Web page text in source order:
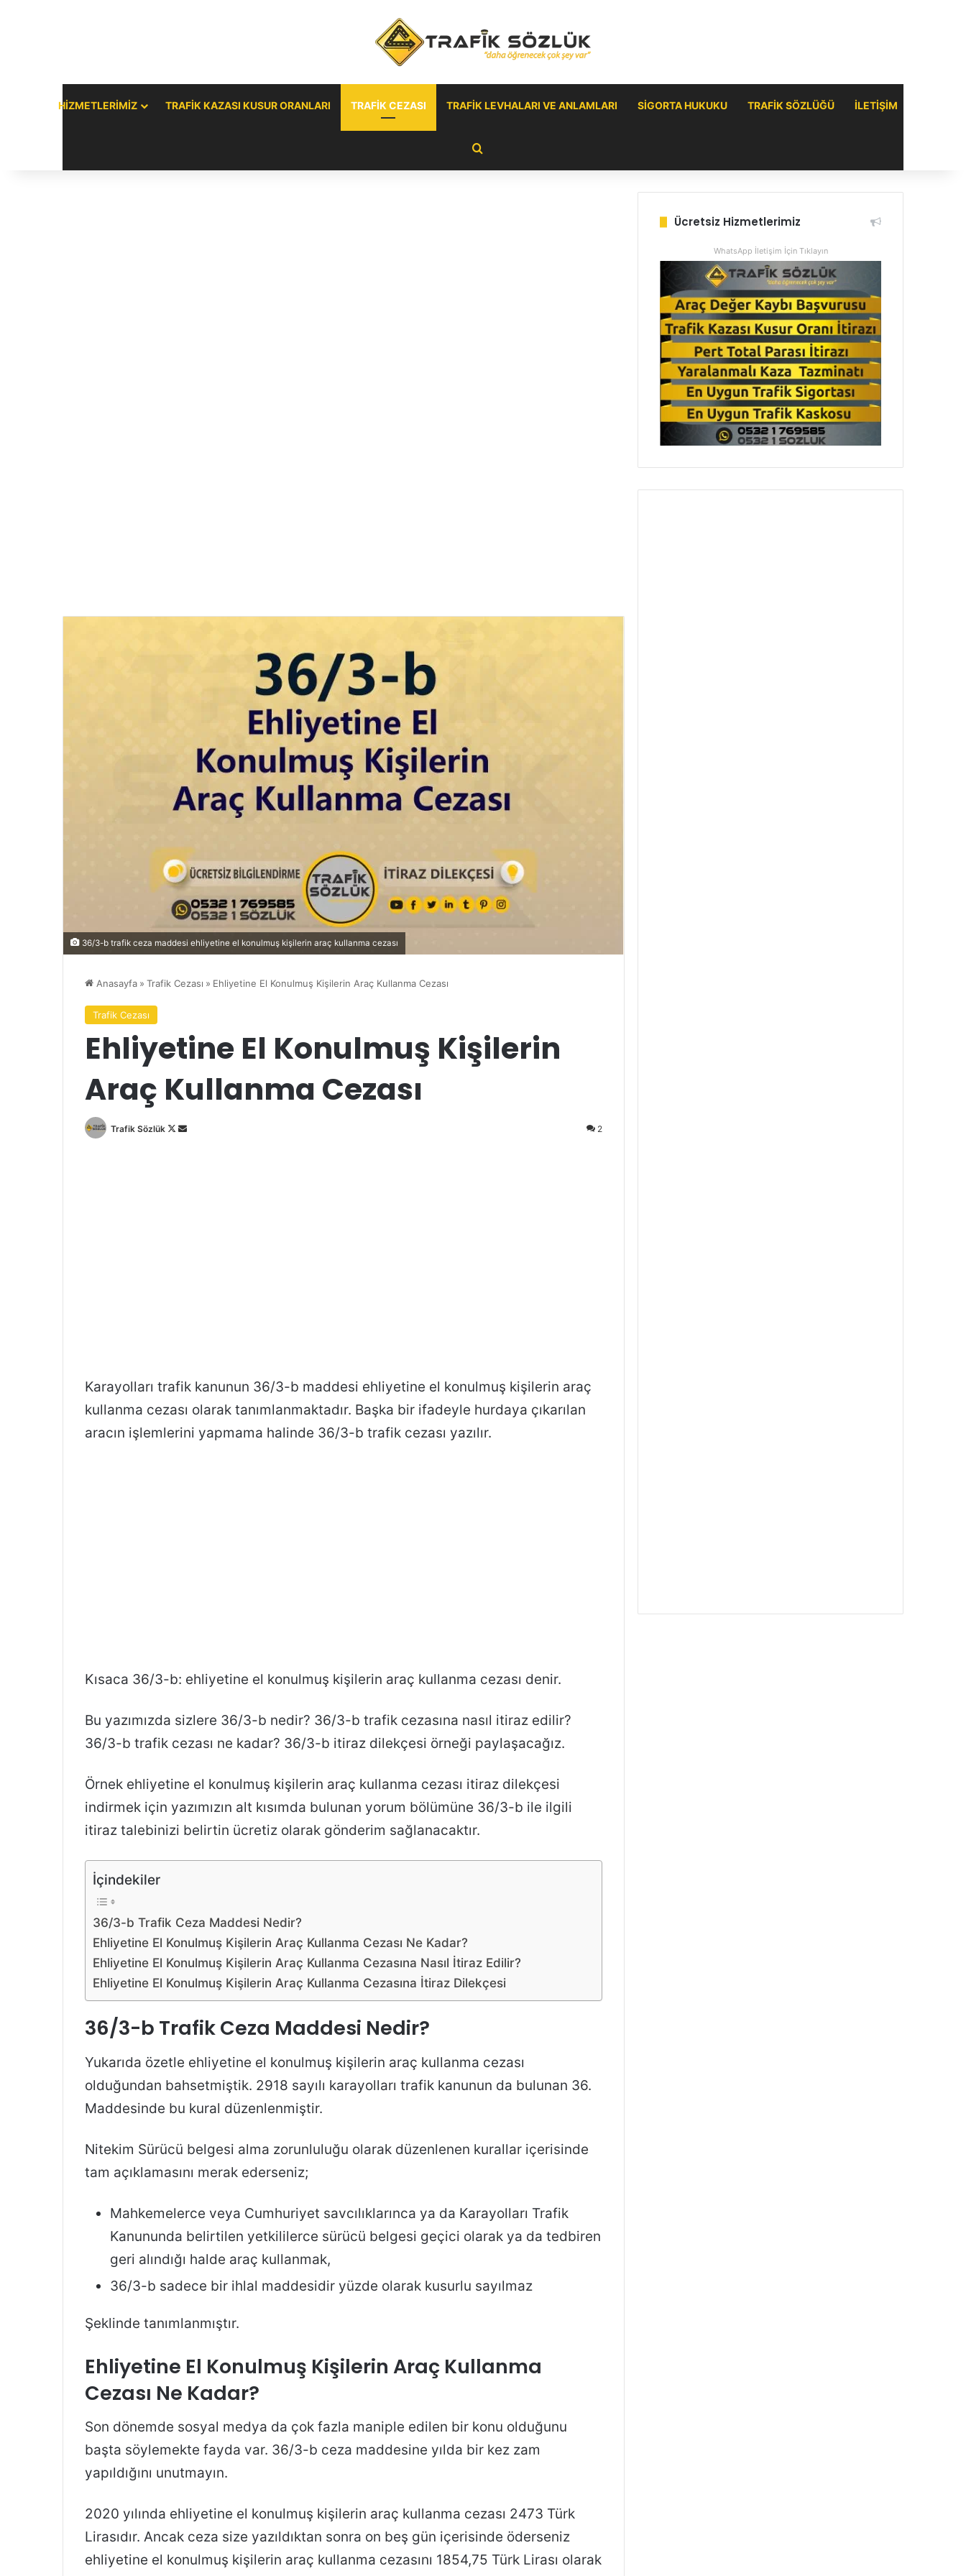
HIZMETLERIMIZ TRAFIK KAZASI KUSUR ORANLARI TRAFIK CEZASI TRAFIK LEVHALARI VE ANLAMLARI SIGORTA HUKUKU TRAFIK SÖZLÜĞÜ ILETIŞIM
36/3-b trafik ceza maddesi ehliyetine el konulmuş kişilerin araç kullanma cezası
Anasayfa » Trafik Cezası » Ehliyetine El Konulmuş Kişilerin Araç Kullanma Cezası
Trafik Cezası
Ehliyetine El Konulmuş Kişilerin
Araç Kullanma Cezası
Trafik Sözlük
Follow
Bir
2
Karayolları trafik kanunun 36/3-b maddesi ehliyetine el konulmuş kişilerin araç
kullanma cezası olarak tanımlanmaktadır. Başka bir ifadeyle hurdaya çıkarılan
aracın işlemlerini yapmama halinde 36/3-b trafik cezası yazılır.
Kısaca 36/3-b: ehliyetine el konulmuş kişilerin araç kullanma cezası denir.
Bu yazımızda sizlere 36/3-b nedir? 36/3-b trafik cezasına nasıl itiraz edilir?
36/3-b trafik cezası ne kadar? 36/3-b itiraz dilekçesi örneği paylaşacağız.
Örnek ehliyetine el konulmuş kişilerin araç kullanma cezası itiraz dilekçesi
indirmek için yazımızın alt kısımda bulunan yorum bölümüne 36/3-b ile ilgili
itiraz talebinizi belirtin ücretiz olarak gönderim sağlanacaktır.
İçindekiler
36/3-b Trafik Ceza Maddesi Nedir?
Ehliyetine El Konulmuş Kişilerin Araç Kullanma Cezası Ne Kadar?
Ehliyetine El Konulmuş Kişilerin Araç Kullanma Cezasına Nasıl İtiraz Edilir?
Ehliyetine El Konulmuş Kişilerin Araç Kullanma Cezasına İtiraz Dilekçesi
36/3-b Trafik Ceza Maddesi Nedir?
Yukarıda özetle ehliyetine el konulmuş kişilerin araç kullanma cezası
olduğundan bahsetmiştik. 2918 sayılı karayolları trafik kanunun da bulunan 36.
Maddesinde bu kural düzenlenmiştir.
Nitekim Sürücü belgesi alma zorunluluğu olarak düzenlenen kurallar içerisinde
tam açıklamasını merak ederseniz;
Mahkemelerce veya Cumhuriyet savcılıklarınca ya da Karayolları Trafik
Kanununda belirtilen yetkililerce sürücü belgesi geçici olarak ya da tedbiren
geri alındığı halde araç kullanmak,
36/3-b sadece bir ihlal maddesidir yüzde olarak kusurlu sayılmaz
Şeklinde tanımlanmıştır.
Ehliyetine El Konulmuş Kişilerin Araç Kullanma
Cezası Ne Kadar?
Son dönemde sosyal medya da çok fazla maniple edilen bir konu olduğunu
başta söylemekte fayda var. 36/3-b ceza maddesine yılda bir kez zam
yapıldığını unutmayın.
2020 yılında ehliyetine el konulmuş kişilerin araç kullanma cezası 2473 Türk
Lirasıdır. Ancak ceza size yazıldıktan sonra on beş gün içerisinde öderseniz
ehliyetine el konulmuş kişilerin araç kullanma cezasını 1854,75 Türk Lirası olarak
Ücretsiz Hizmetlerimiz
WhatsApp İletişim İçin Tıklayın